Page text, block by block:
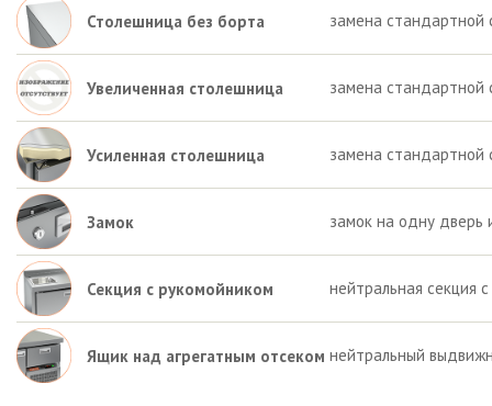
Столешница без борта замена стандартной
Увеличенная столешница замена стандартной
Усиленная столешница замена стандартной
Замок замок на одну дверь
Секция с рукомойником нейтральная секция
Ящик над агрегатным отсеком нейтральный